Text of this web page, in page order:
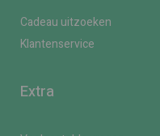
Cadeau uitzoeken
Klantenservice
Extra